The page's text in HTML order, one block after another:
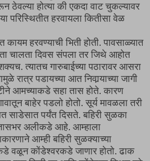
ठेवल्या होत्या की एकदा वाट चुकल्यावर
परिस्थितीत हरवायला कितीसा वेळ
कायम हरवण्याची भिती होती. पावसाळ्यात
चालता दिवस संपला तर जिथे आहोत
त्यातच गारुबाईच्या पठारावर आसरा
रात्र पडायच्या आत निवार्‍याच्या जागी
आमच्याकडे सहा तास होते. कारण
बाहेर पडलो होतो. सूर्य मावळला तरी
साडेसात पर्यंत दिसते. बहिरी सुळका
तासभर अलीकडे आहे. आम्हाला
आम्ही बहिरी सुळक्याच्या
वळून कोंडेश्वरकडे जाणार होतो. ढाक